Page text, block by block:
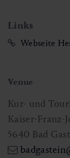
Links
Webseite
Venue
Kur- und
Kaiser-Franz-
5640 Bad